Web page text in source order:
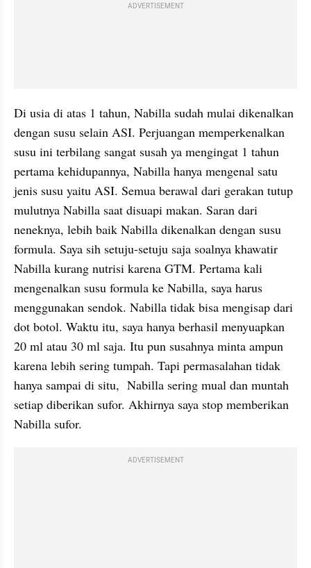
ADVERTISEMENT
Di usia di atas 1 tahun, Nabilla sudah mulai dikenalkan
dengan susu selain ASI. Perjuangan memperkenalkan
susu ini terbilang sangat susah ya mengingat 1 tahun
pertama kehidupannya, Nabilla hanya mengenal satu
jenis susu yaitu ASI. Semua berawal dari gerakan tutup
mulutnya Nabilla saat disuapi makan. Saran dari
neneknya, lebih baik Nabilla dikenalkan dengan susu
formula. Saya sih setuju-setuju saja soalnya khawatir
Nabilla kurang nutrisi karena GTM. Pertama kali
mengenalkan susu formula ke Nabilla, saya harus
menggunakan sendok. Nabilla tidak bisa mengisap dari
dot botol. Waktu itu, saya hanya berhasil menyuapkan
20 ml atau 30 ml saja. Itu pun susahnya minta ampun
karena lebih sering tumpah. Tapi permasalahan tidak
hanya sampai di situ,  Nabilla sering mual dan muntah
setiap diberikan sufor. Akhirnya saya stop memberikan
Nabilla sufor.
ADVERTISEMENT